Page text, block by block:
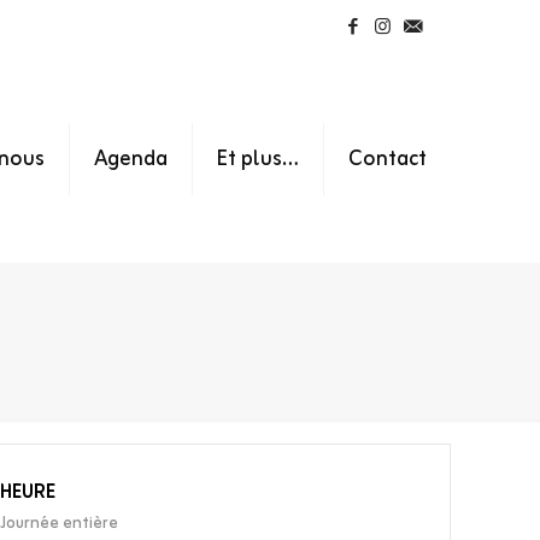
Agenda Et plus… Contact
HEURE
Journée entière